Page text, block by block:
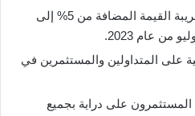
كما أنه قد تم رفع نسبة ضريبة القيمة المضافة من 5% إلى
على المتداولين والمستثمرين في
على دراية بجميع